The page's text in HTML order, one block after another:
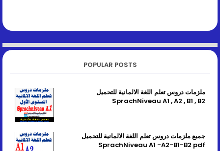
POPULAR POSTS
ملزمات دروس تعلم اللغة الالمانية للتحميل
SprachNiveau A1 , A2 , B1 , B2
جميع ملزمات دروس تعلم اللغة الالمانية للتحميل
SprachNiveau A1 -A2-B1-B2 pdf